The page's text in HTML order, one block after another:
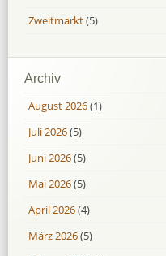
Zweitmarkt(5)
Archiv
August 2026(1)
Juli 2026(5)
Juni 2026(5)
Mai 2026(5)
April 2026(4)
März 2026(5)